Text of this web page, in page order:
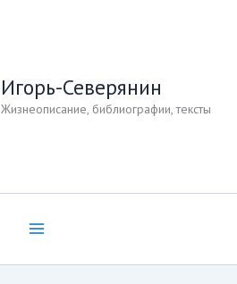
Игорь-Северянин
Жизнеописание, библиографии, тексты